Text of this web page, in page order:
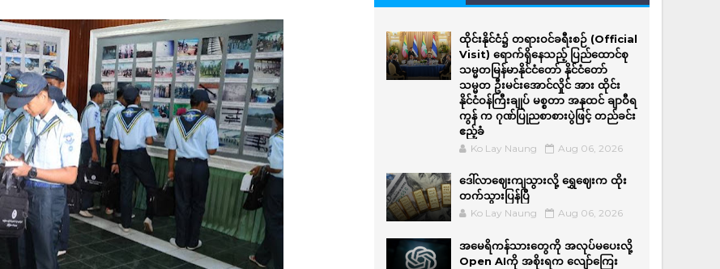
ထိုင်းနိုင်ငံ၌ တရားဝင်ခရီးစဉ် (Official
Visit) ရောက်ရှိနေသည့် ပြည်ထောင်စု
သမ္မတမြန်မာနိုင်ငံတော် နိုင်ငံတော်
သမ္မတ ဦးမင်းအောင်လှိုင် အား ထိုင်း
နိုင်ငံဝန်ကြီးချုပ် မစ္စတာ အနုထင် ချာဝီရ
ကွန် က ဂုဏ်ပြုညစာစားပွဲဖြင့် တည်ခင်း
ဧည့်ခံ
Ko Lay Naung Aug 06, 2026
ဒေါ်လာဈေးကျသွားလို့ ရွှေဈေးက ထိုး
တက်သွားပြန်ပြီ
Ko Lay Naung Aug 06, 2026
အမေရိကန်သားတွေကို အလုပ်မပေးလို့
Open AIကို အစိုးရက လျော်ကြေး